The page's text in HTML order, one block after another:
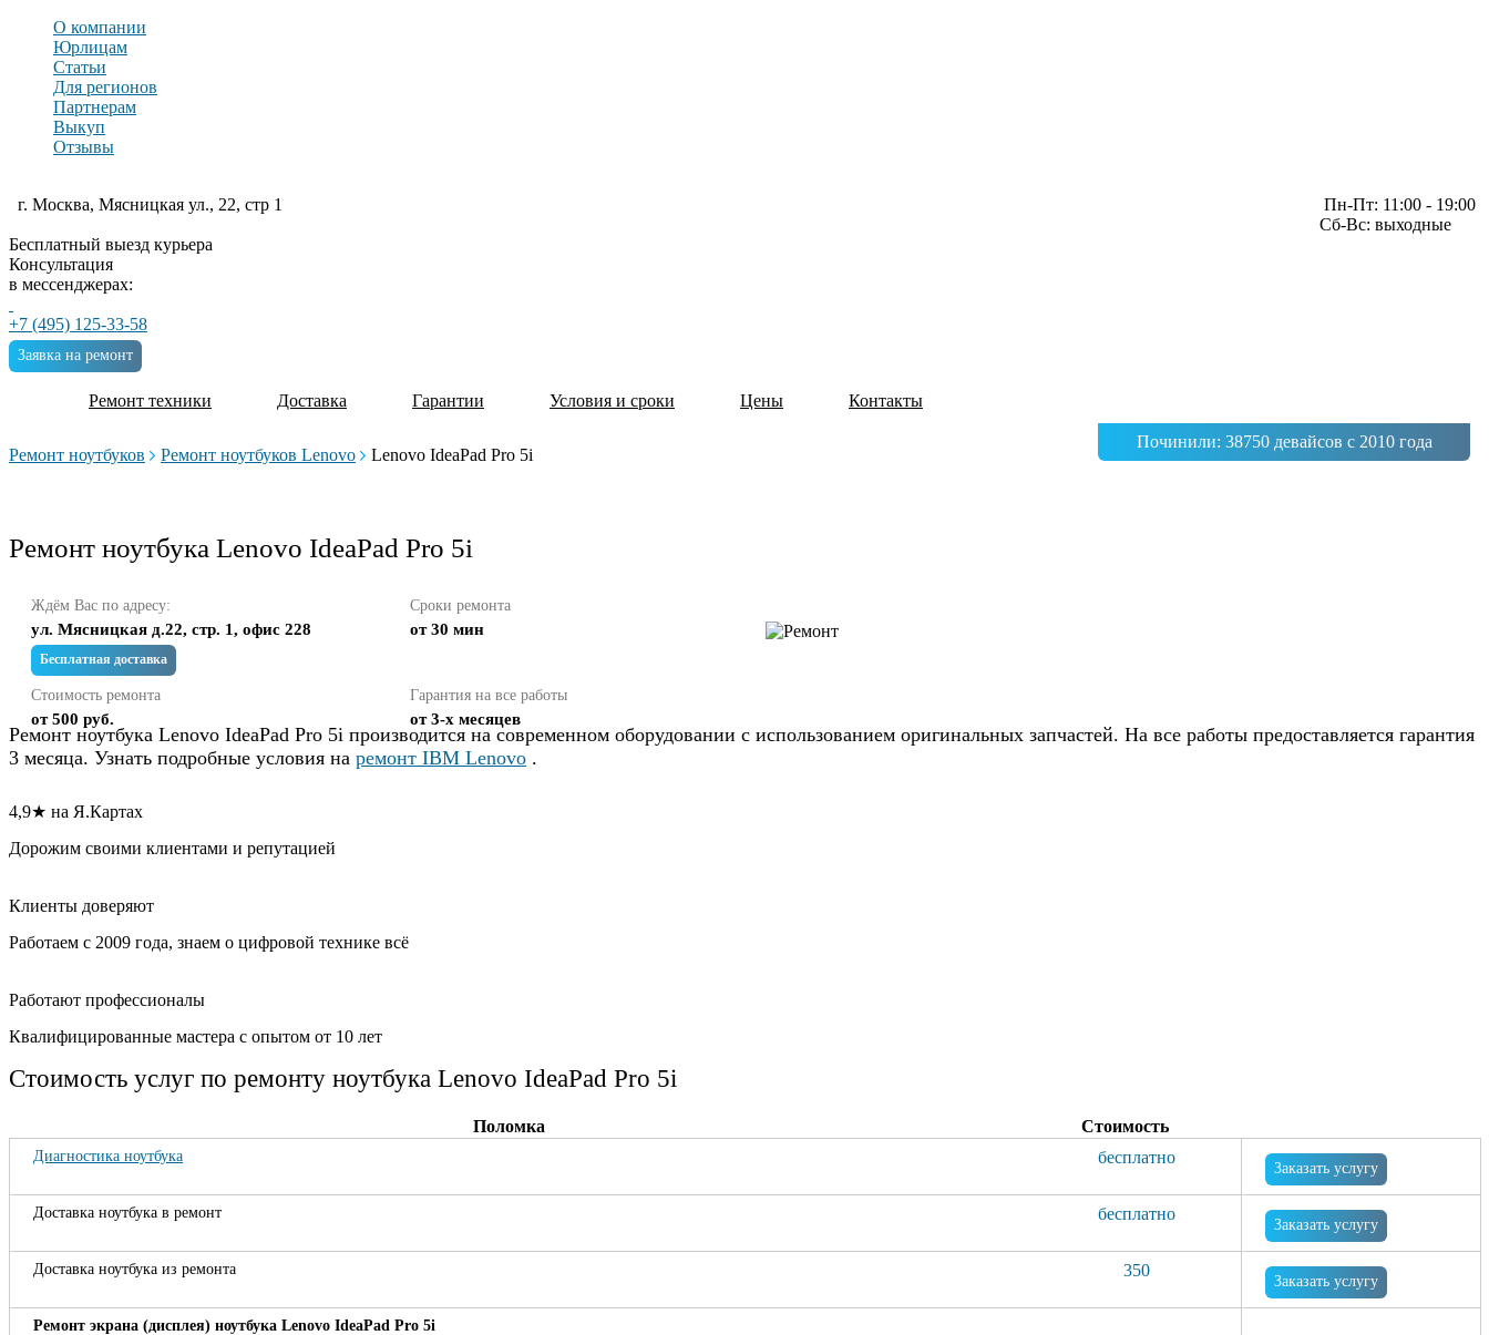
О компании
Юрлицам
Статьи
Для регионов
Партнерам
Выкуп
Отзывы
г. Москва, Мясницкая ул., 22, стр 1
Пн-Пт: 11:00 - 19:00
Сб-Вс: выходные
Бесплатный выезд курьера
Консультация
в мессенджерах:
+7 (495) 125-33-58
Заявка на ремонт
Ремонт техники Доставка Гарантии Условия и сроки Цены Контакты
Починили: 38750 девайсов с 2010 года
Ремонт ноутбуков Ремонт ноутбуков Lenovo Lenovo IdeaPad Pro 5i
Ремонт ноутбука Lenovo IdeaPad Pro 5i
Ждём Вас по адресу:
ул. Мясницкая д.22, стр. 1, офис 228
Бесплатная доставка
Сроки ремонта
от 30 мин
Стоимость ремонта
от 500 руб.
Гарантия на все работы
от 3-х месяцев
Ремонт ноутбука Lenovo IdeaPad Pro 5i производится на современном оборудовании с использованием оригинальных запчастей. На все работы предоставляется гарантия
3 месяца. Узнать подробные условия на ремонт IBM Lenovo .
4,9★ на Я.Картах
Дорожим своими клиентами и репутацией
Клиенты доверяют
Работаем с 2009 года, знаем о цифровой технике всё
Работают профессионалы
Квалифицированные мастера с опытом от 10 лет
Стоимость услуг по ремонту ноутбука Lenovo IdeaPad Pro 5i
Поломка Стоимость
Диагностика ноутбука бесплатно
Заказать услугу
Доставка ноутбука в ремонт бесплатно
Заказать услугу
Доставка ноутбука из ремонта 350
Заказать услугу
Ремонт экрана (дисплея) ноутбука Lenovo IdeaPad Pro 5i